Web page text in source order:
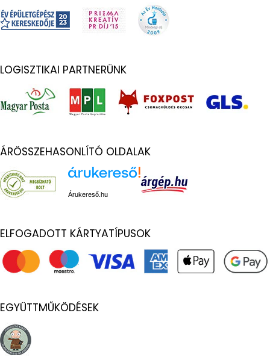
LOGISZTIKAI PARTNERÜNK
ÁRÖSSZEHASONLÍTÓ OLDALAK
Árukereső.hu
ELFOGADOTT KÁRTYATÍPUSOK
EGYÜTTMŰKÖDÉSEK